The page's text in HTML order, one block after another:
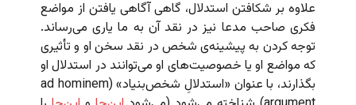
علاوه بر شکافتن استدلال، گاهی آگاهی یافتن از مواضع
فکری صاحب مدعا نیز در نقد آن به ما یاری می‌رساند.
توجه کردن به پیشینه‌ی شخص در نقد سخن او و تأثیری
که مواضع او یا خصوصیت‌های او می‌توانند در استدلال او
بگذارند، با عنوان «استدلالِ شخص‌بنیاد» (ad hominem